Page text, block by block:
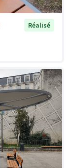
Réalisé